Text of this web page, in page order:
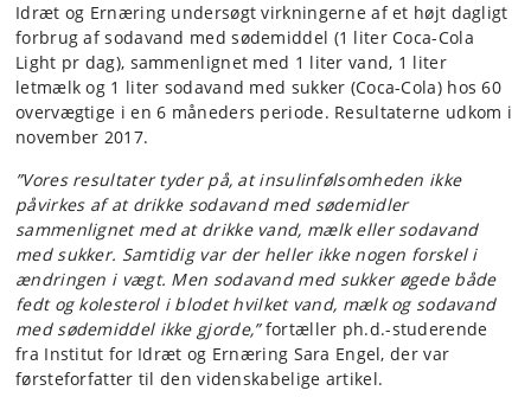
Idræt og Ernæring undersøgt virkningerne af et højt dagligt
forbrug af sodavand med sødemiddel (1 liter Coca-Cola
Light pr dag), sammenlignet med 1 liter vand, 1 liter
letmælk og 1 liter sodavand med sukker (Coca-Cola) hos 60
overvægtige i en 6 måneders periode. Resultaterne udkom i
november 2017.
”Vores resultater tyder på, at insulinfølsomheden ikke
påvirkes af at drikke sodavand med sødemidler
sammenlignet med at drikke vand, mælk eller sodavand
med sukker. Samtidig var der heller ikke nogen forskel i
ændringen i vægt. Men sodavand med sukker øgede både
fedt og kolesterol i blodet hvilket vand, mælk og sodavand
med sødemiddel ikke gjorde,”fortæller ph.d.-studerende
fra Institut for Idræt og Ernæring Sara Engel, der var
førsteforfatter til den videnskabelige artikel.